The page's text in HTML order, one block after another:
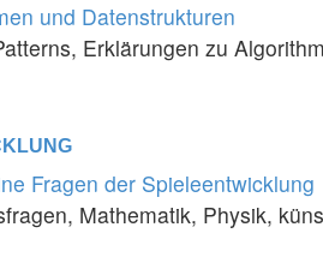
und Datenstrukturen
Erklärungen zu
Fragen der Spieleentwicklung
Mathematik, Physik,